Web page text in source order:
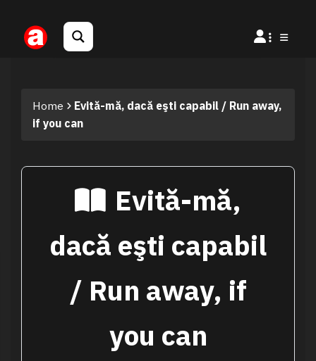
Home
Evită-mă, dacă eşti capabil / Run away,
if you can
Evită-mă,
dacă eşti capabil
/ Run away, if
you can